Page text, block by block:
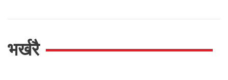
भर्खरै